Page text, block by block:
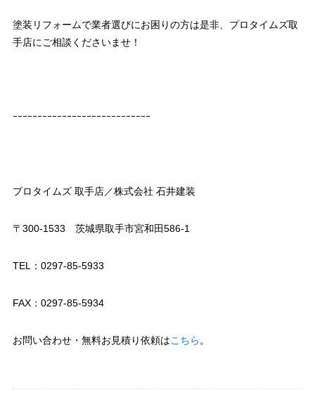
塗装リフォームで業者選びにお困りの方は是非、プロタイムズ取
手店にご相談くださいませ！
ｰｰｰｰｰｰｰｰｰｰｰｰｰｰｰｰｰｰｰｰｰｰｰｰｰｰｰｰ
プロタイムズ 取手店／株式会社 石井建装
〒300-1533 茨城県取手市宮和田586-1
TEL：0297-85-5933
FAX：0297-85-5934
お問い合わせ・無料お見積り依頼はこちら 。